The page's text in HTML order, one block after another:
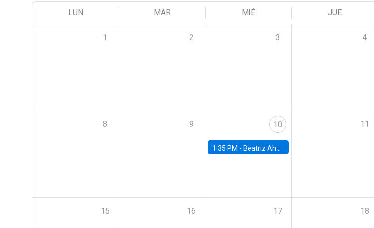
LUN MAR MIÉ JUE
1 2 3 4
8 9 10
1:35 PM - Beatriz Ahumada, PhD candidate, Universidad de Pittsburgh
11
15 16 17 18